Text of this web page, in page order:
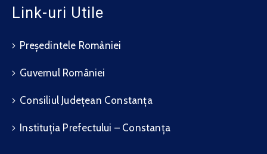
Link-uri Utile
Președintele României
Guvernul României
Consiliul Județean Constanța
Instituția Prefectului – Constanța